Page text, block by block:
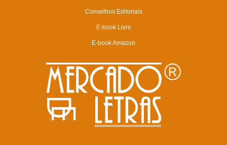
Conselhos Editoriais
E-book Livre
E-book Amazon